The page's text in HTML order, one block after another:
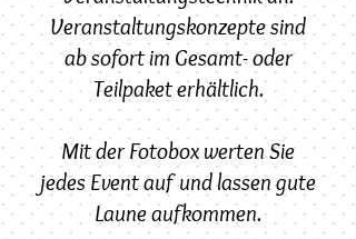
Veranstaltungskonzepte sind
ab sofort im Gesamt- oder
Teilpaket erhältlich.
Mit der Fotobox werten Sie
jedes Event auf und lassen gute
Laune aufkommen.